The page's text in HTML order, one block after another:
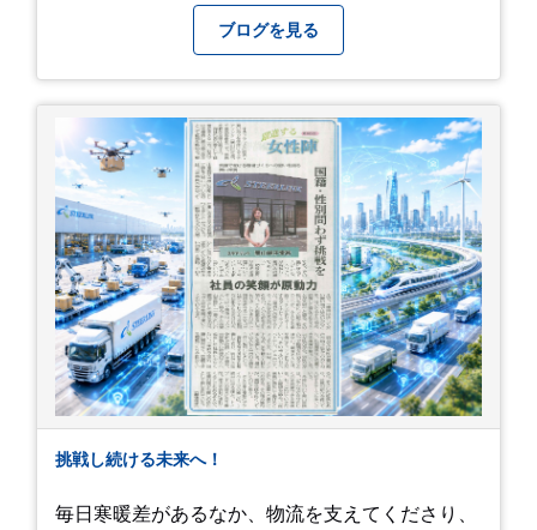
時期を「我慢する期間」から「お出かけを楽しむ
期間」に変えてくれる、そんな素敵な場所です。
いです！
撮影した記念写真を添付します。 チュオンさんの
今後のご活躍と新しいスタートを、みんなで応援
しましょう！ チュオンさん、今まで本当にありが
とうございました！
ブログを見る
挑戦し続ける未来へ！
毎日寒暖差があるなか、物流を支えてくださり、